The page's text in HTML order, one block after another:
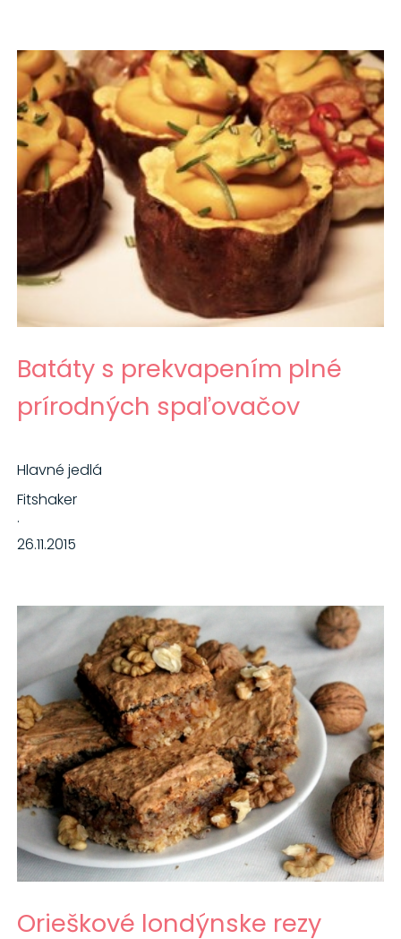
Batáty s prekvapením plné
prírodných spaľovačov
Hlavné jedlá
Fitshaker
·
26.11.2015
Orieškové londýnske rezy